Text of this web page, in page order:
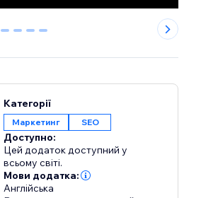
2 3 4 5
Категорії
Маркетинг SEO
Доступно:
Цей додаток доступний у
всьому світі.
Мови додатка:
Англійська